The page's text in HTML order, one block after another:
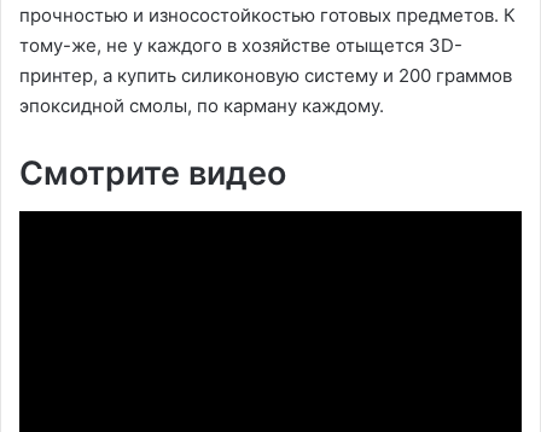
прочностью и износостойкостью готовых предметов. К
тому-же, не у каждого в хозяйстве отыщется 3D-
принтер, а купить силиконовую систему и 200 граммов
эпоксидной смолы, по карману каждому.
Смотрите видео